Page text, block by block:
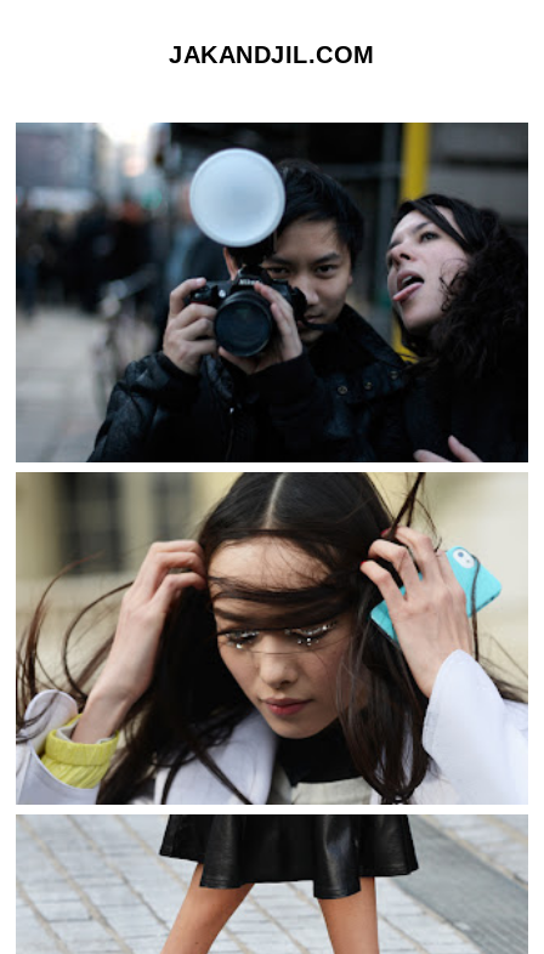
JAKANDJIL.COM